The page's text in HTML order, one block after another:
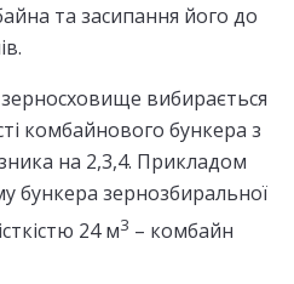
та засипання його до
вибирається
комбайнового бункера з
на 2,3,4. Прикладом
бункера зернозбиральної
24 м3 – комбайн